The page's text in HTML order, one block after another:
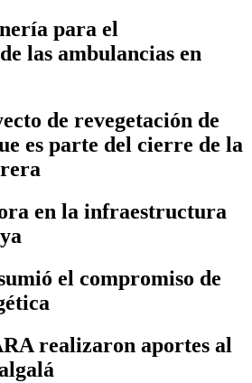
para el
las ambulancias en
de revegetación de
es parte del cierre de la
en la infraestructura
el compromiso de
realizaron aportes al